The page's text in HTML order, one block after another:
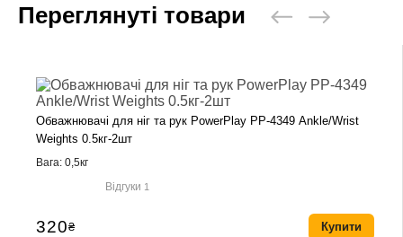
Переглянуті товари
Обважнювачі для ніг та рук PowerPlay PP-4349 Ankle/Wrist
Weights 0.5кг-2шт
Вага: 0,5кг
Відгуки 1
320₴ Купити